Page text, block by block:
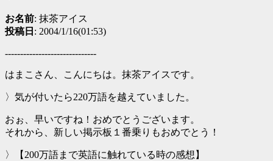
お名前: 抹茶アイス
投稿日 : 2004/1/16(01:53)
------------------------------
はまこさん、こんにちは。抹茶アイスです。
〉気が付いたら220万語を越えていました。
おぉ、早いですね！おめでとうございます。
それから、新しい掲示板１番乗りもおめでとう！
〉【200万語まで英語に触れている時の感想】